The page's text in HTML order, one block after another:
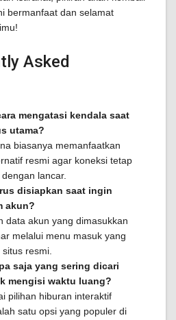
bermanfaat dan selamat
Asked
mengatasi kendala saat
utama?
biasanya memanfaatkan
resmi agar koneksi tetap
lancar.
disiapkan saat ingin
akun?
data akun yang dimasukkan
melalui menu masuk yang
resmi.
saja yang sering dicari
mengisi waktu luang?
pilihan hiburan interaktif
satu opsi yang populer di